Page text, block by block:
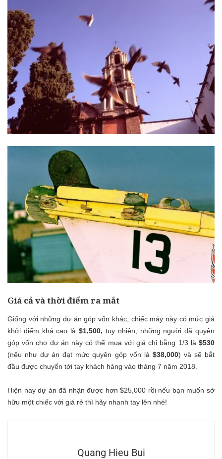
Giá cả và thời điểm ra mắt
Giống với những dự án góp vốn khác, chiếc máy này có mức giá
khởi điểm khá cao là$1,500, tuy nhiên, những người đã quyên
góp vốn cho dự án này có thể mua với giá chỉ bằng 1/3 là $530
(nếu như dự án đạt mức quyên góp vốn là $38,000) và sẽ bắt
đầu được chuyển tới tay khách hàng vào tháng 7 năm 2018.
Hiện nay dự án đã nhận được hơn $25,000 rồi nếu bạn muốn sở
hữu một chiếc với giá rẻ thì hãy nhanh tay lên nhé!
Quang Hieu Bui